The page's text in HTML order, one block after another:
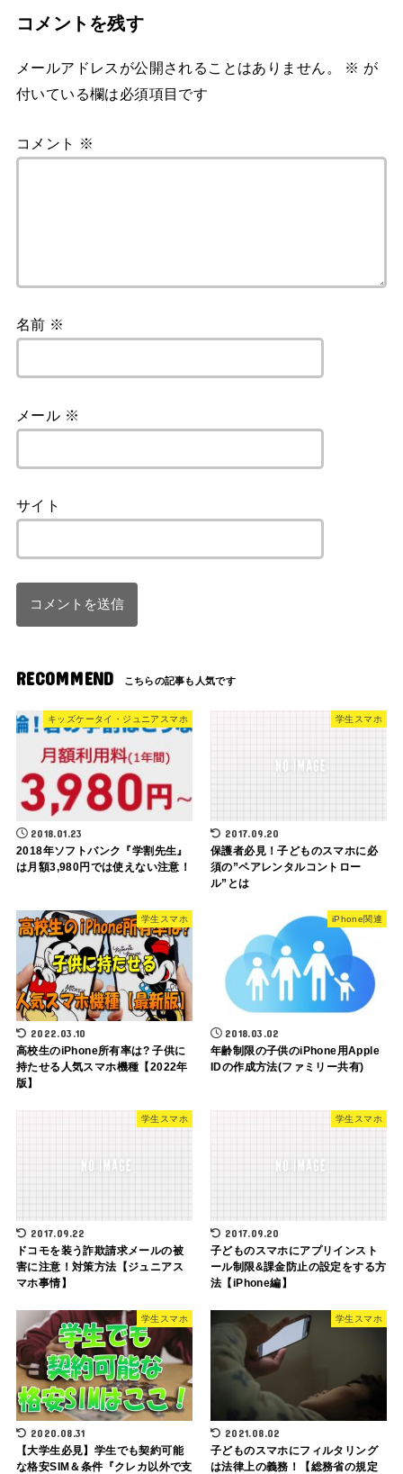
コメントを残す
メールアドレスが公開されることはありません。 ※ が
付いている欄は必須項目です
コメント ※
名前 ※
メール ※
サイト
RECOMMEND
キッズケータイ・ジュニアスマホ
2018.01.23
2018年ソフトバンク『学割先生』
は月額3,980円では使えない注意！
学生スマホ
2017.09.20
保護者必見！子どものスマホに必
須の”ペアレンタルコントロー
ル”とは
学生スマホ
2022.03.10
高校生のiPhone所有率は? 子供に
持たせる人気スマホ機種【2022年
版】
iPhone関連
2018.03.02
年齢制限の子供のiPhone用Apple
IDの作成方法(ファミリー共有)
学生スマホ
2017.09.22
ドコモを装う詐欺請求メールの被
害に注意！対策方法【ジュニアス
マホ事情】
学生スマホ
2017.09.20
子どものスマホにアプリインスト
ール制限&課金防止の設定をする方
法【iPhone編】
学生スマホ
2020.08.31
【大学生必見】学生でも契約可能
な格安SIM＆条件『クレカ以外で支
学生スマホ
2021.08.02
子どものスマホにフィルタリング
は法律上の義務！【総務省の規定